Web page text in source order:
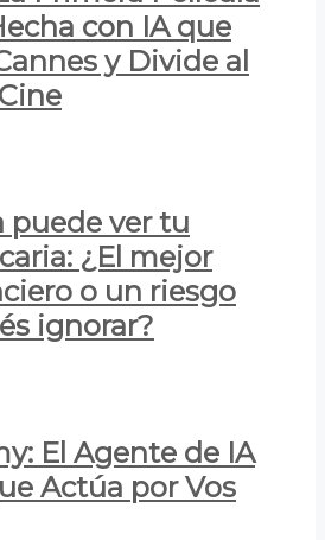
con IA que
y Divide al
puede ver tu
¿El mejor
o un riesgo
ignorar?
El Agente de IA
Actúa por Vos